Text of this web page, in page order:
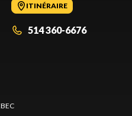
ITINÉRAIRE
514 360-6676